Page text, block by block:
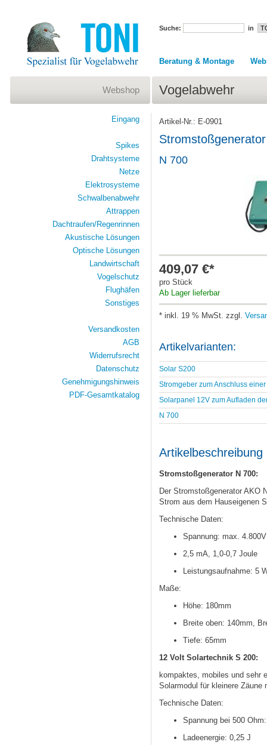
Suche: in
Beratung & Montage
Vogelabwehr
Artikel-Nr.: E-0901
Stromstoßgenerator
N 700
409,07 €*
pro Stück
Ab Lager lieferbar
* inkl. 19 % MwSt. zzgl.
Artikelvarianten:
Solar S200
Stromgeber zum Anschluss
Solarpanel 12V zum Aufladen
N 700
Artikelbeschreibung
Stromstoßgenerator N 700:
Der Stromstoßgenerator AKO
Strom aus dem Hauseigenen
Technische Daten:
Spannung: max. 4.800V
2,5 mA, 1,0-0,7 Joule
Leistungsaufnahme: 5
Maße:
Höhe: 180mm
Breite oben: 140mm,
Tiefe: 65mm
12 Volt Solartechnik S 200:
kompaktes, mobiles und sehr
Solarmodul für kleinere Zäune
Technische Daten:
Spannung bei 500
Ladeenergie: 0,25 J
Webshop
Eingang
Spikes
Drahtsysteme
Netze
Elektrosysteme
Schwalbenabwehr
Attrappen
Dachtraufen/Regenrinnen
Akustische Lösungen
Optische Lösungen
Landwirtschaft
Vogelschutz
Flughäfen
Sonstiges
Versandkosten
AGB
Widerrufsrecht
Datenschutz
Genehmigungshinweis
PDF-Gesamtkatalog